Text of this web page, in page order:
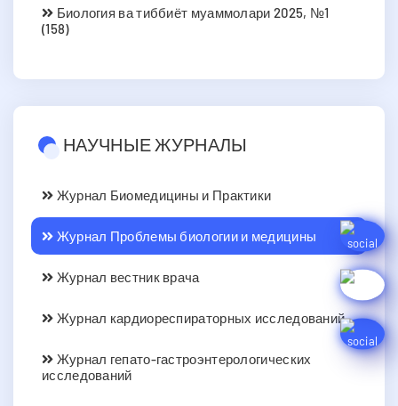
Биология ва тиббиёт муаммолари 2025, №1
(158)
НАУЧНЫЕ ЖУРНАЛЫ
Журнал Биомедицины и Практики
Журнал Проблемы биологии и медицины
Журнал вестник врача
Журнал кардиореспираторных исследований
Журнал гепато-гастроэнтерологических
исследований